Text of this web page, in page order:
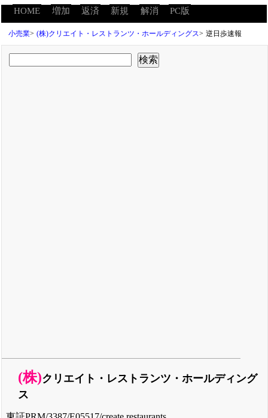
HOME 増加 返済 新規 解消 PC版
小売業> (株)クリエイト・レストランツ・ホールディングス> 逆日歩速報
(株)クリエイト・レストランツ・ホールディング
ス